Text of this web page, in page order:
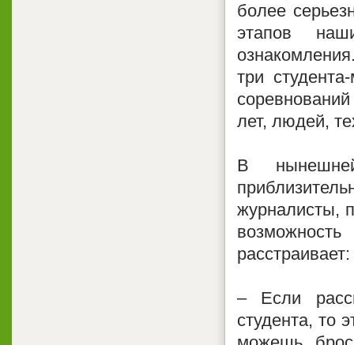
более
этапов
три
лет, людей,
В
журналисты,
расстраивает:
– Если
студента, то